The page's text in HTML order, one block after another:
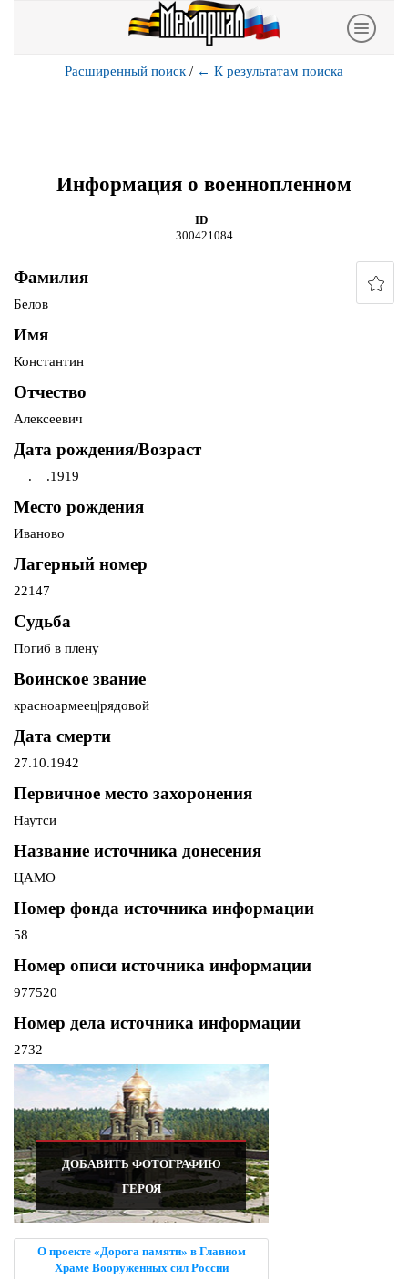
Расширенный поиск / ← К результатам поиска
Информация о военнопленном
ID
300421084
Фамилия
Белов
Имя
Константин
Отчество
Алексеевич
Дата рождения/Возраст
__.__.1919
Место рождения
Иваново
Лагерный номер
22147
Судьба
Погиб в плену
Воинское звание
красноармеец|рядовой
Дата смерти
27.10.1942
Первичное место захоронения
Наутси
Название источника донесения
ЦАМО
Номер фонда источника информации
58
Номер описи источника информации
977520
Номер дела источника информации
2732
ДОБАВИТЬ ФОТОГРАФИЮ
ГЕРОЯ
О проекте «Дорога памяти» в Главном
Храме Вооруженных сил России